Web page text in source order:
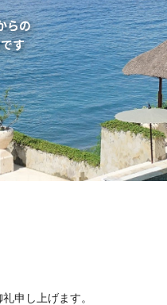
らの
す
申し上げます。